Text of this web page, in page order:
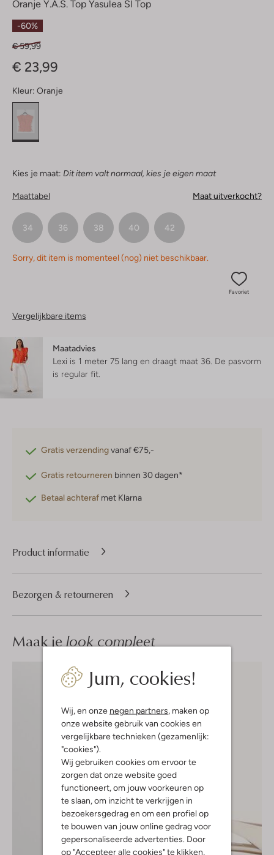
Jum, cookies!
Wij, en onze negen partners , maken op
onze website gebruik van cookies en
vergelijkbare technieken (gezamenlijk:
"cookies").
Wij gebruiken cookies om ervoor te
zorgen dat onze website goed
functioneert, om jouw voorkeuren op
te slaan, om inzicht te verkrijgen in
bezoekersgedrag en om een profiel op
te bouwen van jouw online gedrag voor
gepersonaliseerde advertenties. Door
op "Accepteer alle cookies" te klikken,
Oranje Y.a.s. Top Yasulea Sl Top
-60%
€ 59,99
€ 23,99
Kleur: Oranje
Kies je maat: Dit item valt normaal, kies je eigen maat
Maattabel Maat uitverkocht?
34 36 38 40 42
Sorry, dit item is momenteel (nog) niet beschikbaar.
Favoriet
Vergelijkbare items
Maatadvies
Lexi is 1 meter 75 lang en draagt maat 36. De pasvorm
is regular fit
Gratis verzendingvanaf €75,-
Gratis retourneren binnen 30 dagen*
Betaal achteraf met Klarna
Product informatie
Bezorgen & retourneren
Maak jelook compleet